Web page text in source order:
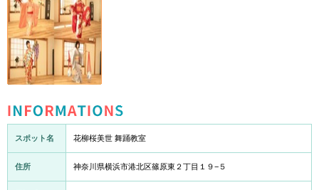
スポット名 花柳桜美世 舞踊教室
住所 神奈川県横浜市港北区篠原東２丁目１９−５